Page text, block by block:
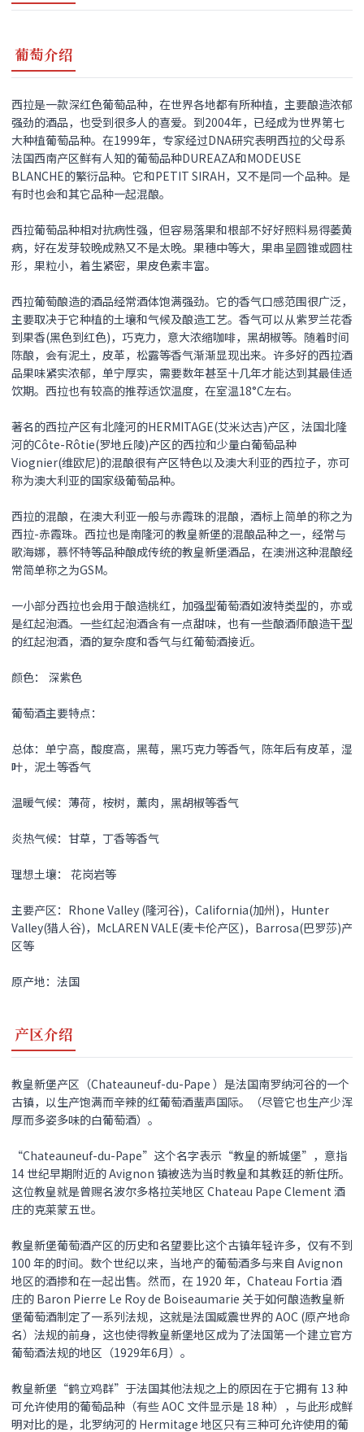
葡萄介绍
西拉是一款深红色葡萄品种，在世界各地都有所种植，主要酿造浓郁
强劲的酒品，也受到很多人的喜爱。到2004年，已经成为世界第七
大种植葡萄品种。在1999年，专家经过DNA研究表明西拉的父母系
法国西南产区鲜有人知的葡萄品种DUREAZA和MODEUSE
BLANCHE的繁衍品种。它和PETIT SIRAH，又不是同一个品种。是
有时也会和其它品种一起混酿。
西拉葡萄品种相对抗病性强，但容易落果和根部不好好照料易得萎黄
病，好在发芽较晚成熟又不是太晚。果穗中等大，果串呈圆锥或圆柱
形，果粒小，着生紧密，果皮色素丰富。
西拉葡萄酿造的酒品经常酒体饱满强劲。它的香气口感范围很广泛，
主要取决于它种植的土壤和气候及酿造工艺。香气可以从紫罗兰花香
到果香(黑色到红色)，巧克力，意大浓缩咖啡，黑胡椒等。随着时间
陈酿，会有泥土，皮革，松露等香气渐渐显现出来。许多好的西拉酒
品果味紧实浓郁，单宁厚实，需要数年甚至十几年才能达到其最佳适
饮期。西拉也有较高的推荐适饮温度，在室温18°C左右。
著名的西拉产区有北隆河的HERMITAGE(艾米达吉)产区，法国北隆
河的Côte-Rôtie(罗地丘陵)产区的西拉和少量白葡萄品种
Viognier(维欧尼)的混酿很有产区特色以及澳大利亚的西拉子，亦可
称为澳大利亚的国家级葡萄品种。
西拉的混酿，在澳大利亚一般与赤霞珠的混酿，酒标上简单的称之为
西拉-赤霞珠。西拉也是南隆河的教皇新堡的混酿品种之一，经常与
歌海娜，慕怀特等品种酿成传统的教皇新堡酒品，在澳洲这种混酿经
常简单称之为GSM。
一小部分西拉也会用于酿造桃红，加强型葡萄酒如波特类型的，亦或
是红起泡酒。一些红起泡酒含有一点甜味，也有一些酿酒师酿造干型
的红起泡酒，酒的复杂度和香气与红葡萄酒接近。
颜色： 深紫色
葡萄酒主要特点：
总体：单宁高，酸度高，黑莓，黑巧克力等香气，陈年后有皮革，湿
叶，泥土等香气
温暖气候：薄荷，桉树，薰肉，黑胡椒等香气
炎热气候：甘草，丁香等香气
理想土壤： 花岗岩等
主要产区：Rhone Valley (隆河谷)，California(加州)，Hunter
Valley(猎人谷)，McLAREN VALE(麦卡伦产区)，Barrosa(巴罗莎)产
区等
原产地：法国
产区介绍
教皇新堡产区（Chateauneuf-du-Pape ）是法国南罗纳河谷的一个
古镇，以生产饱满而辛辣的红葡萄酒蜚声国际。（尽管它也生产少浑
厚而多姿多味的白葡萄酒）。
“Chateauneuf-du-Pape”这个名字表示“教皇的新城堡”，意指
14 世纪早期附近的 Avignon 镇被选为当时教皇和其教廷的新住所。
这位教皇就是曾赐名波尔多格拉芙地区 Chateau Pape Clement 酒
庄的克莱蒙五世。
教皇新堡葡萄酒产区的历史和名望要比这个古镇年轻许多，仅有不到
100 年的时间。数个世纪以来，当地产的葡萄酒多与来自 Avignon
地区的酒掺和在一起出售。然而，在 1920 年，Chateau Fortia 酒
庄的 Baron Pierre Le Roy de Boiseaumarie 关于如何酿造教皇新
堡葡萄酒制定了一系列法规，这就是法国威震世界的 AOC (原产地命
名）法规的前身，这也使得教皇新堡地区成为了法国第一个建立官方
葡萄酒法规的地区（1929年6月）。
教皇新堡“鹤立鸡群”于法国其他法规之上的原因在于它拥有 13 种
可允许使用的葡萄品种（有些 AOC 文件显示是 18 种），与此形成鲜
明对比的是，北罗纳河的 Hermitage 地区只有三种可允许使用的葡